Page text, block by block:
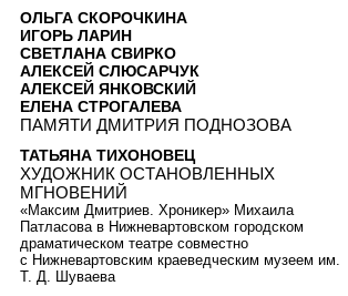
ОЛЬГА СКОРОЧКИНА
ИГОРЬ ЛАРИН
СВЕТЛАНА СВИРКО
АЛЕКСЕЙ СЛЮСАРЧУК
АЛЕКСЕЙ ЯНКОВСКИЙ
ЕЛЕНА СТРОГАЛЕВА
ПАМЯТИ ДМИТРИЯ ПОДНОЗОВА
ТАТЬЯНА ТИХОНОВЕЦ
ХУДОЖНИК ОСТАНОВЛЕННЫХ
МГНОВЕНИЙ
«Максим Дмитриев. Хроникер» Михаила
Патласова в Нижневартовском городском
драматическом театре совместно
с Нижневартовским краеведческим музеем им.
Т. Д. Шуваева